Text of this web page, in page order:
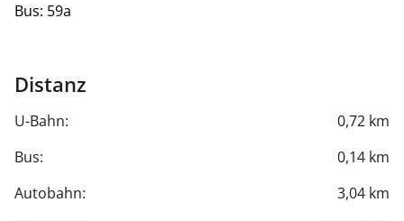
Bus: 59a
Distanz
U-Bahn:
0,72 km
Bus:
0,14 km
Autobahn:
3,04 km